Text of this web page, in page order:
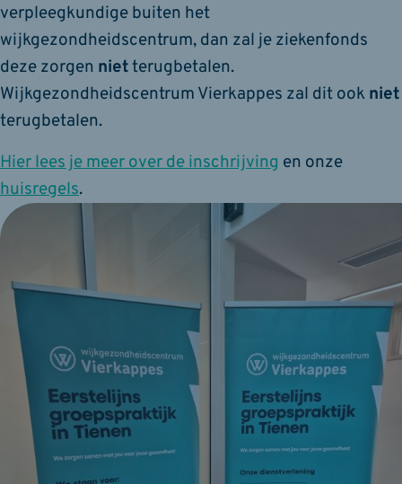
verpleegkundige buiten het
wijkgezondheidscentrum, dan zal je ziekenfonds
deze zorgen nietterugbetalen.
Wijkgezondheidscentrum Vierkappes zal dit ook niet
terugbetalen.
Hier lees je meer over de inschrijving en onze
huisregels.